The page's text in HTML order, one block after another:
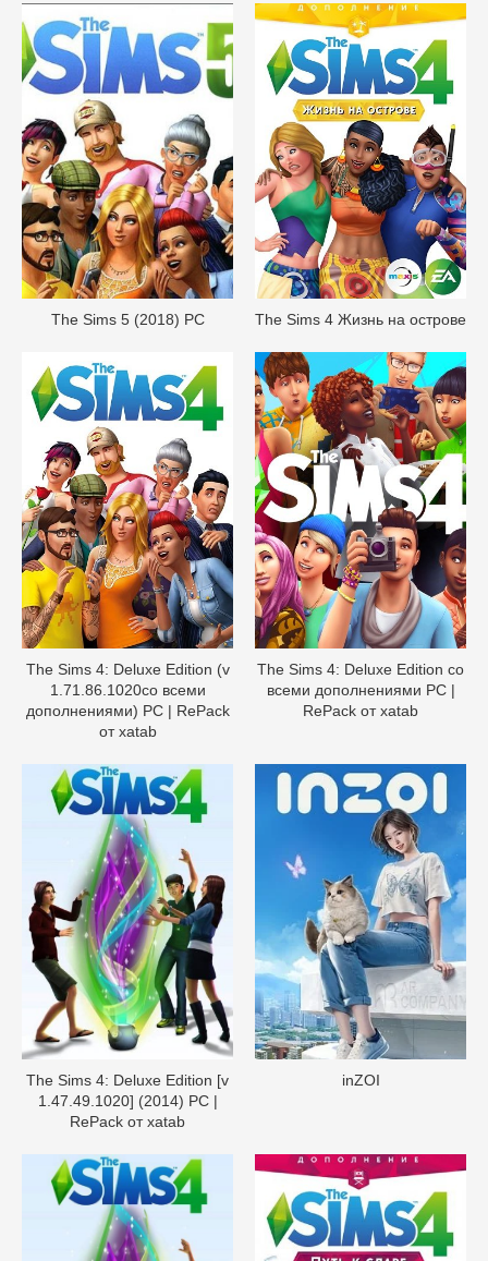
The Sims 5 (2018) PC The Sims 4 Жизнь на острове
The Sims 4: Deluxe Edition (v
1.71.86.1020со всеми
дополнениями) PC | RePack
от xatab
The Sims 4: Deluxe Edition со
всеми дополнениями PC |
RePack от xatab
The Sims 4: Deluxe Edition [v
1.47.49.1020] (2014) PC |
RePack от xatab
inZOI